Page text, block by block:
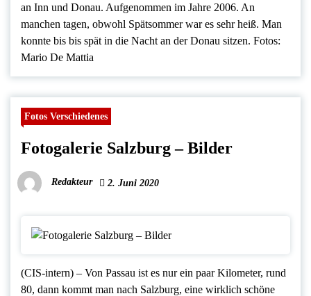
an Inn und Donau. Aufgenommen im Jahre 2006. An
manchen tagen, obwohl Spätsommer war es sehr heiß. Man
konnte bis bis spät in die Nacht an der Donau sitzen. Fotos:
Mario De Mattia
Fotos Verschiedenes
Fotogalerie Salzburg – Bilder
Redakteur 2. Juni 2020
(CIS-intern) – Von Passau ist es nur ein paar Kilometer, rund
80, dann kommt man nach Salzburg, eine wirklich schöne